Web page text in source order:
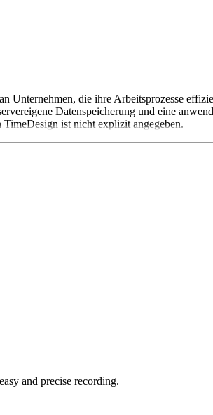
die ihre Arbeitsprozesse
Datenspeicherung und eine
ist nicht explizit angegeben.
and precise recording.